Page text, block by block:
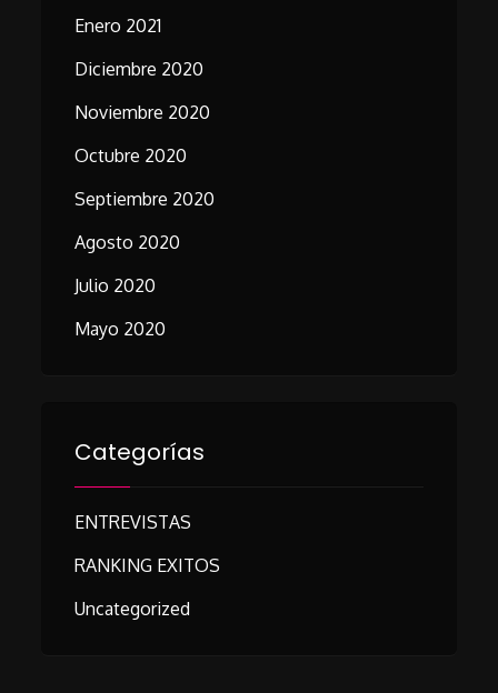
Enero 2021
Diciembre 2020
Noviembre 2020
Octubre 2020
Septiembre 2020
Agosto 2020
Julio 2020
Mayo 2020
Categorías
ENTREVISTAS
RANKING EXITOS
Uncategorized